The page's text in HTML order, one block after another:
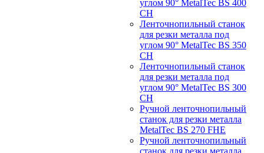
углом 90° MetalTec BS 400
CH
Ленточнопильный станок
для резки металла под
углом 90° MetalTec BS 350
CH
Ленточнопильный станок
для резки металла под
углом 90° MetalTec BS 300
CH
Ручной ленточнопильный
станок для резки металла
MetalTec BS 270 FHE
Ручной ленточнопильный
станок для резки металла